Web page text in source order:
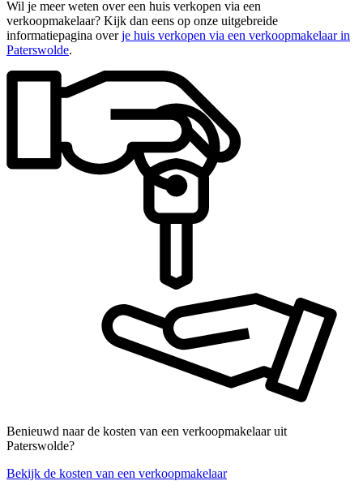
Wil je meer weten over een huis verkopen via een
verkoopmakelaar? Kijk dan eens op onze uitgebreide
informatiepagina overje huis verkopen via een verkoopmakelaar in
Paterswolde.
Benieuwd naar de kosten van een verkoopmakelaar uit
Paterswolde?
Bekijk de kosten van een verkoopmakelaar